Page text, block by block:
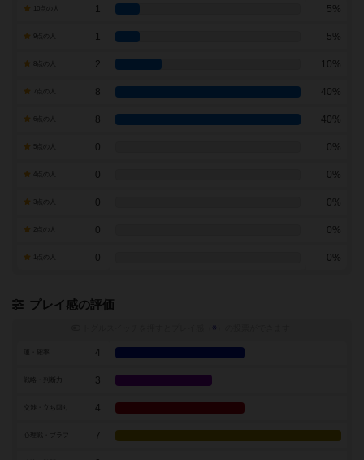
1 5%
1 5%
2 10%
7点の人 8 40%
8 40%
0 0%
0 0%
0 0%
0 0%
0 0%
プレイ感の評価
※
4
戦略・判断力 3
4
7